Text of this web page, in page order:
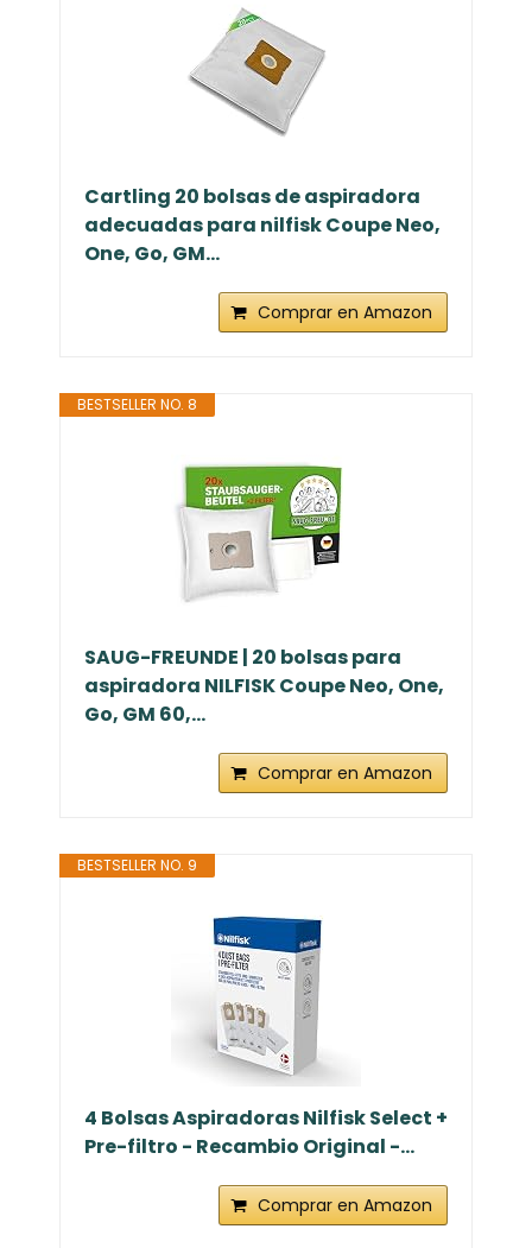
Cartling 20 bolsas de aspiradora
adecuadas para nilfisk Coupe Neo,
One, Go, GM...
Comprar en Amazon
BESTSELLER NO. 8
SAUG-FREUNDE | 20 bolsas para
aspiradora NILFISK Coupe Neo, One,
Go, GM 60,...
Comprar en Amazon
BESTSELLER NO. 9
4 Bolsas Aspiradoras Nilfisk Select +
Pre-filtro - Recambio Original -...
Comprar en Amazon